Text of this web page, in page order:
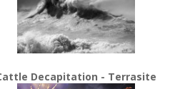
Decapitation - Terrasite